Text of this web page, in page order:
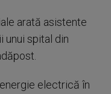
arată asistente
unui spital din
electrică în